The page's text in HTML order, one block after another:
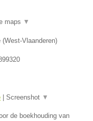
maps ▼
(West-Vlaanderen)
Screenshot ▼
de boekhouding van